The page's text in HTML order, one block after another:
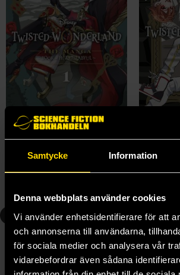
Samtycke Information
Denna webbplats använder cookies
Vi använder enhetsidentifierare för att
och annonserna till användarna,
för sociala medier och analysera vår
vidarebefordrar även sådana
Wakana Hazuki
159 kr
Beställ
Wakana
159 kr
4